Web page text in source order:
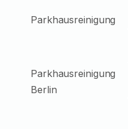
Parkhausreinigung
Parkhausreinigung
Berlin